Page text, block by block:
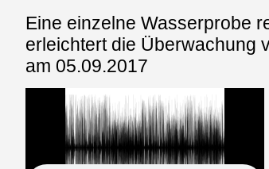
Eine einzelne Wasserprobe
erleichtert die Überwachung
am 05.09.2017